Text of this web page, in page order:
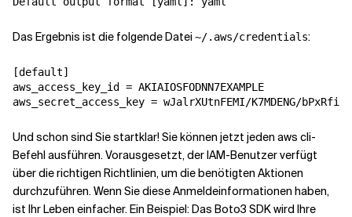
Das Ergebnis ist die folgende Datei~/.aws/credentials:
[default]
aws_access_key_id = AKIAIOSFODNN7EXAMPLE
Und schon sind Sie startklar! Sie können jetzt jeden aws cli-
Befehl ausführen. Vorausgesetzt, der IAM-Benutzer verfügt
über die richtigen Richtlinien, um die benötigten Aktionen
durchzuführen. Wenn Sie diese Anmeldeinformationen haben,
ist Ihr Leben einfacher. Ein Beispiel: Das Boto3 SDKwird Ihre